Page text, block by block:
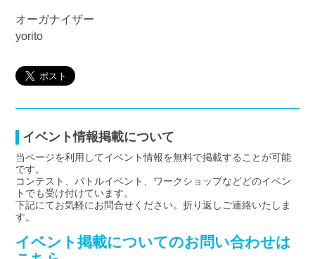
オーガナイザー
yorito
イベント情報掲載について
当ページを利用してイベント情報を無料で掲載することが可能
です。
コンテスト、バトルイベント、ワークショップなどどのイベン
トでも受け付けています。
下記にてお気軽にお問合せください。折り返しご連絡いたしま
す。
イベント掲載についてのお問い合わせは